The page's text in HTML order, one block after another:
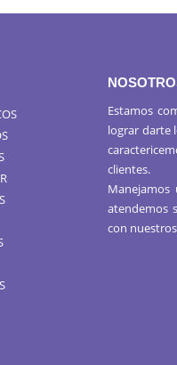
Estamos
lograr darte
clientes.
atendemos
con